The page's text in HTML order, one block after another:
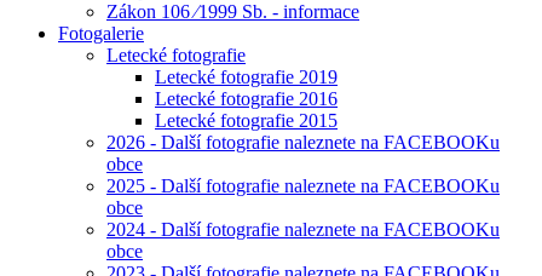
Zákon 106 ⁄1999 Sb. - informace
Fotogalerie
Letecké fotografie
Letecké fotografie 2019
Letecké fotografie 2016
Letecké fotografie 2015
2026 - Další fotografie naleznete na FACEBOOKu
obce
2025 - Další fotografie naleznete na FACEBOOKu
obce
2024 - Další fotografie naleznete na FACEBOOKu
obce